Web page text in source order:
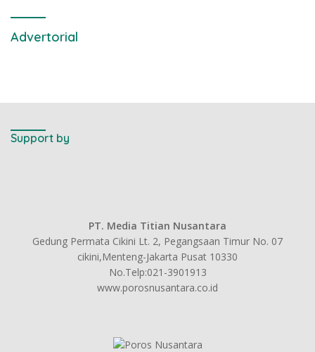
Advertorial
Support by
PT. Media Titian Nusantara
Gedung Permata Cikini Lt. 2, Pegangsaan Timur No. 07
cikini,Menteng-Jakarta Pusat 10330
No.Telp:021-3901913
www.porosnusantara.co.id